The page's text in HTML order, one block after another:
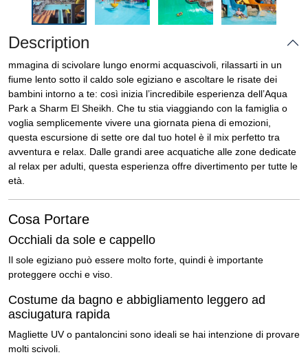
Description
mmagina di scivolare lungo enormi acquascivoli, rilassarti in un
fiume lento sotto il caldo sole egiziano e ascoltare le risate dei
bambini intorno a te: così inizia l’incredibile esperienza dell’Aqua
Park a Sharm El Sheikh . Che tu stia viaggiando con la famiglia o
voglia semplicemente vivere una giornata piena di emozioni,
questa escursione di sette ore dal tuo hotel è il mix perfetto tra
avventura e relax. Dalle grandi aree acquatiche alle zone dedicate
al relax per adulti, questa esperienza offre divertimento per tutte le
età.
Cosa Portare
Occhiali da sole e cappello
Il sole egiziano può essere molto forte, quindi è importante
proteggere occhi e viso.
Costume da bagno e abbigliamento leggero ad
asciugatura rapida
Magliette UV o pantaloncini sono ideali se hai intenzione di provare
molti scivoli.